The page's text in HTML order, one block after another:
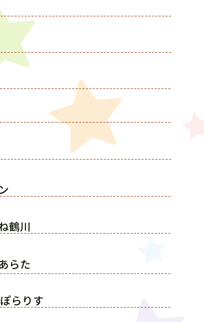
鶴川
らた
らりす